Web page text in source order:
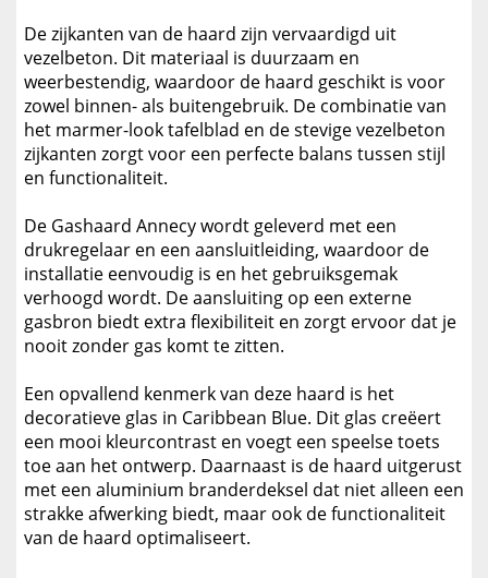
De zijkanten van de haard zijn vervaardigd uit
vezelbeton. Dit materiaal is duurzaam en
weerbestendig, waardoor de haard geschikt is voor
zowel binnen- als buitengebruik. De combinatie van
het marmer-look tafelblad en de stevige vezelbeton
zijkanten zorgt voor een perfecte balans tussen stijl
en functionaliteit.
De Gashaard Annecy wordt geleverd met een
drukregelaar en een aansluitleiding, waardoor de
installatie eenvoudig is en het gebruiksgemak
verhoogd wordt. De aansluiting op een externe
gasbron biedt extra flexibiliteit en zorgt ervoor dat je
nooit zonder gas komt te zitten.
Een opvallend kenmerk van deze haard is het
decoratieve glas in Caribbean Blue. Dit glas creëert
een mooi kleurcontrast en voegt een speelse toets
toe aan het ontwerp. Daarnaast is de haard uitgerust
met een aluminium branderdeksel dat niet alleen een
strakke afwerking biedt, maar ook de functionaliteit
van de haard optimaliseert.